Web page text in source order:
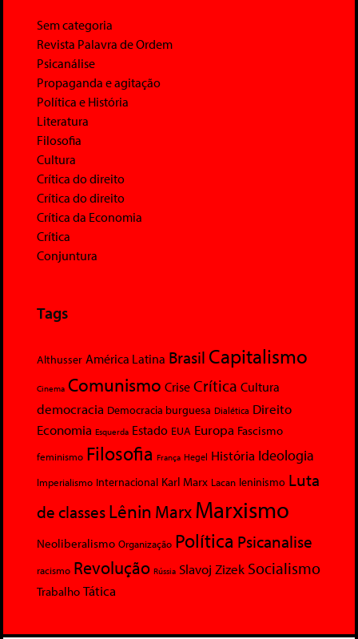
Sem categoria
Revista Palavra de Ordem
Psicanálise
Propaganda e agitação
Política e História
Literatura
Filosofia
Cultura
Crítica do direito
Crítica do direito
Crítica da Economia
Crítica
Conjuntura
Tags
Althusser América Latina Brasil Capitalismo
Cinema Comunismo Crise Crítica Cultura
democracia Democracia burguesa Dialética Direito
Economia Esquerda Estado EUA Europa Fascismo
feminismo Filosofia França Hegel História Ideologia
Imperialismo Internacional Karl Marx Lacan leninismo Luta
de classesLênin MarxMarxismo
Neoliberalismo Organização Política Psicanalise
racismo Revolução Rússia Slavoj Zizek Socialismo
Trabalho Tática